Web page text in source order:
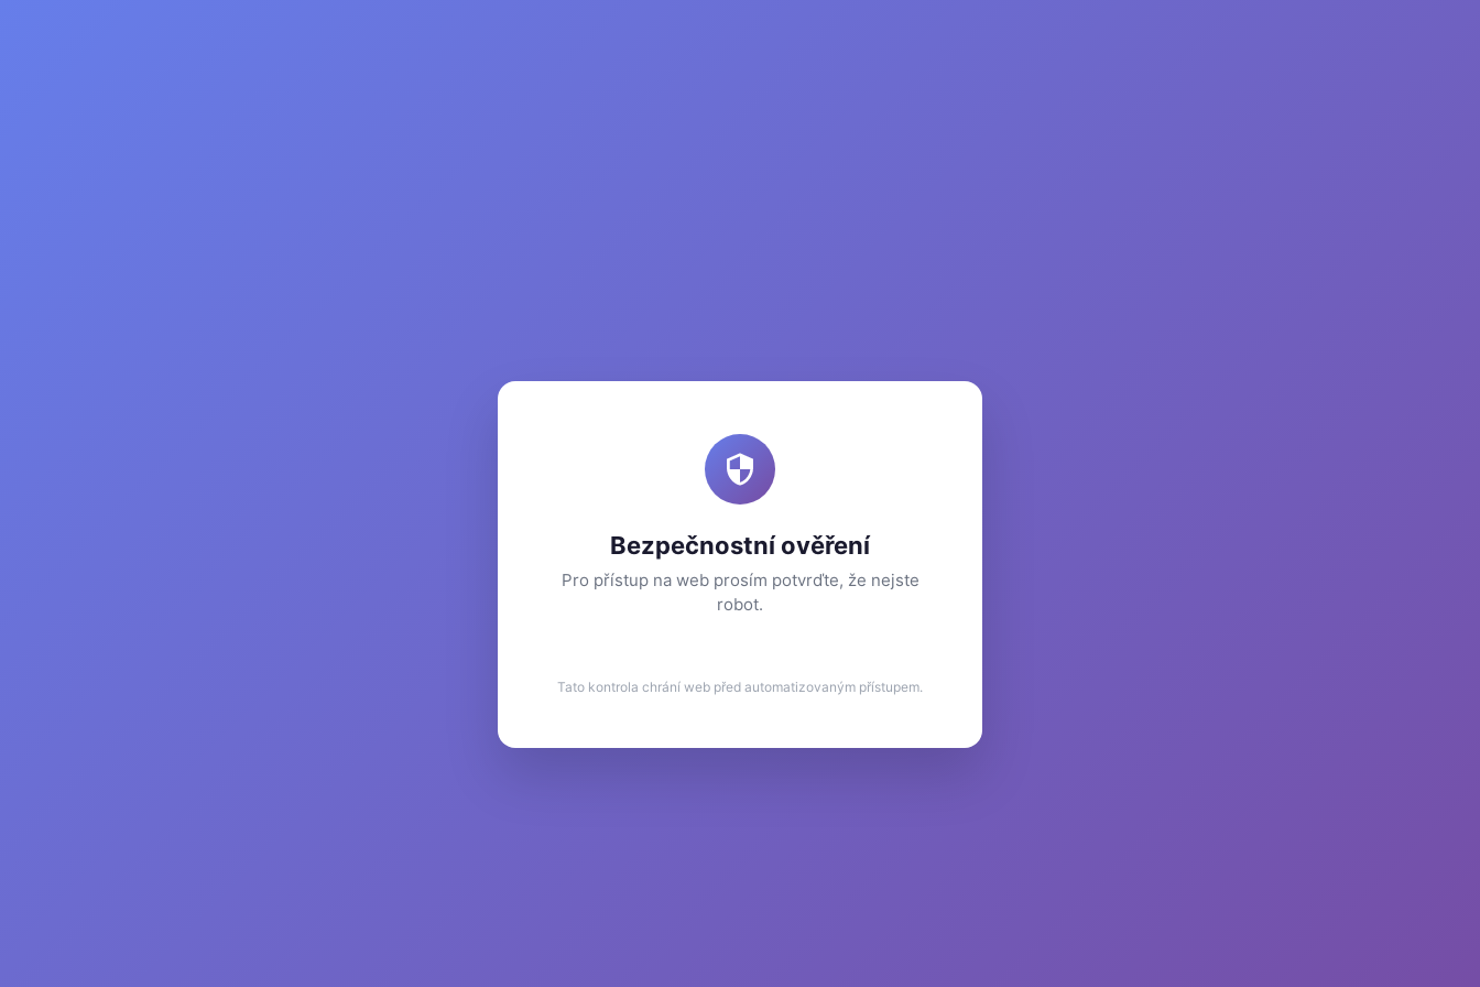
Bezpečnostní ověření
Pro přístup na web prosím potvrďte, že nejste
robot.
Tato kontrola chrání web před automatizovaným přístupem.